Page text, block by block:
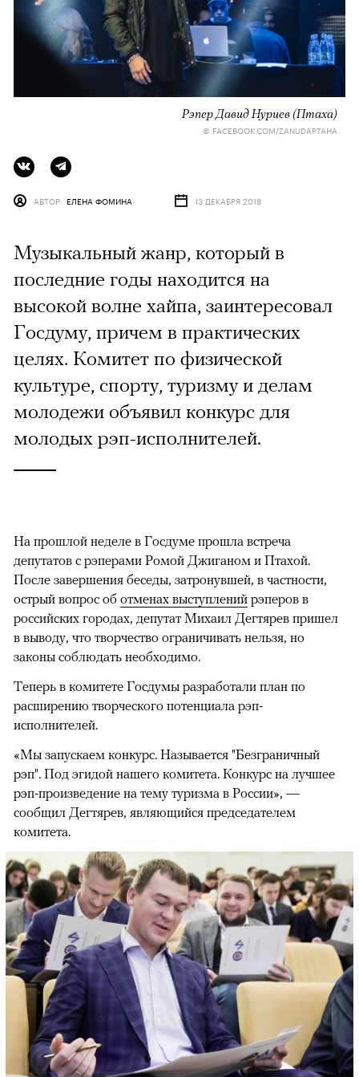
Рэпер Давид Нуриев (Птаха)
© FACEBOOK.COM/ZANUDAPTAHA
АВТОР ЕЛЕНА ФОМИНА 13 ДЕКАБРЯ 2018
Музыкальный жанр, который в
последние годы находится на
высокой волне хайпа, заинтересовал
Госдуму, причем в практических
целях. Комитет по физической
культуре, спорту, туризму и делам
молодежи объявил конкурс для
молодых рэп-исполнителей.
На прошлой неделе в Госдуме прошла встреча
депутатов с рэперами Ромой Джиганом и Птахой.
После завершения беседы, затронувшей, в частности,
острый вопрос об отменах выступлений рэперов в
российских городах, депутат Михаил Дегтярев пришел
в выводу, что творчество ограничивать нельзя, но
законы соблюдать необходимо.
Теперь в комитете Госдумы разработали план по
расширению творческого потенциала рэп-
исполнителей.
«Мы запускаем конкурс. Называется "Безграничный
рэп". Под эгидой нашего комитета. Конкурс на лучшее
рэп-произведение на тему туризма в России», —
сообщил Дегтярев, являющийся председателем
комитета.